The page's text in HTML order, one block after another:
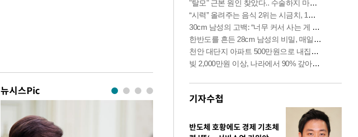
뉴시스Pic
기자수첩
반도체 호황에도 경제 기초체